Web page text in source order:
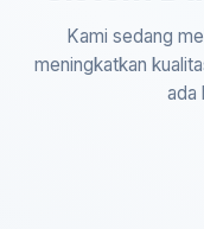
Kami sedang
meningkatkan
ada